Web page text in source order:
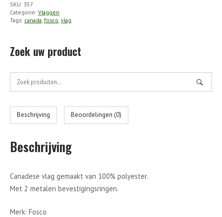
aantal
SKU: 357
Categorie: Vlaggen
Tags: canada, fosco, vlag
Zoek uw product
Zoek
Beschrijving Beoordelingen (0)
Beschrijving
Canadese vlag gemaakt van 100% polyester.
Met 2 metalen bevestigingsringen.
Merk: Fosco